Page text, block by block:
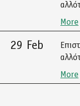
More
29 Feb
More